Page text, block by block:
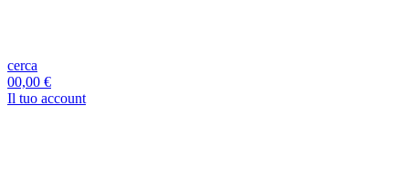
cerca
00,00 €
Il tuo account